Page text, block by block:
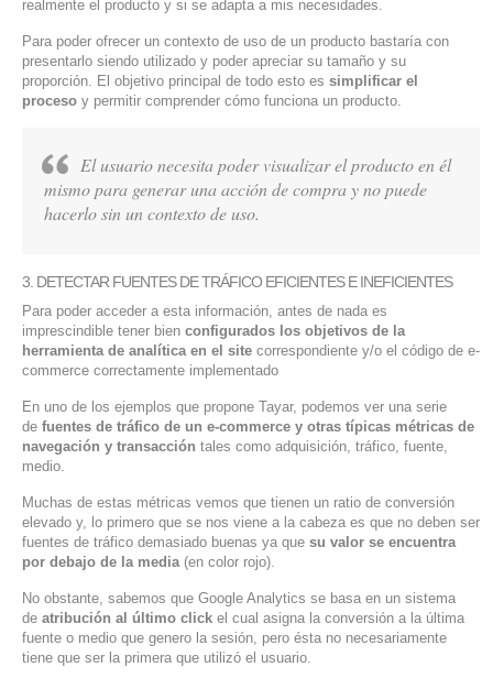
realmente el producto y si se adapta a mis necesidades.
Para poder ofrecer un contexto de uso de un producto bastaría con
presentarlo siendo utilizado y poder apreciar su tamaño y su
proporción. El objetivo principal de todo esto es simplificar el
proceso y permitir comprender cómo funciona un producto.
El usuario necesita poder visualizar el producto en él
mismo para generar una acción de compra y no puede
hacerlo sin un contexto de uso.
3. DETECTAR FUENTES DE TRÁFICO EFICIENTES E INEFICIENTES
Para poder acceder a esta información, antes de nada es
imprescindible tener bien configurados los objetivos de la
herramienta de analítica en el site correspondiente y/o el código de e-
commerce correctamente implementado
En uno de los ejemplos que propone Tayar, podemos ver una serie
de fuentes de tráfico de un e-commerce y otras típicas métricas de
navegación y transacción tales como adquisición, tráfico, fuente,
medio.
Muchas de estas métricas vemos que tienen un ratio de conversión
elevado y, lo primero que se nos viene a la cabeza es que no deben ser
fuentes de tráfico demasiado buenas ya que su valor se encuentra
por debajo de la media(en color rojo).
No obstante, sabemos que Google Analytics se basa en un sistema
de atribución al último click el cual asigna la conversión a la última
fuente o medio que genero la sesión, pero ésta no necesariamente
tiene que ser la primera que utilizó el usuario.